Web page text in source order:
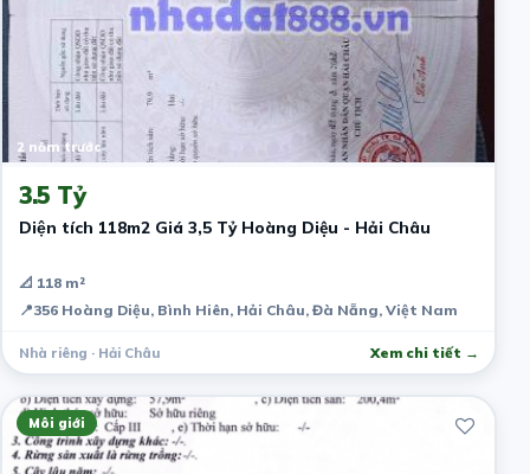
2 năm trước
3.5 Tỷ
Diện tích 118m2 Giá 3,5 Tỷ Hoàng Diệu - Hải Châu
📐 118 m²
📍356 Hoàng Diệu, Bình Hiên, Hải Châu, Đà Nẵng, Việt Nam
Nhà riêng · Hải Châu Xem chi tiết →
Môi giới